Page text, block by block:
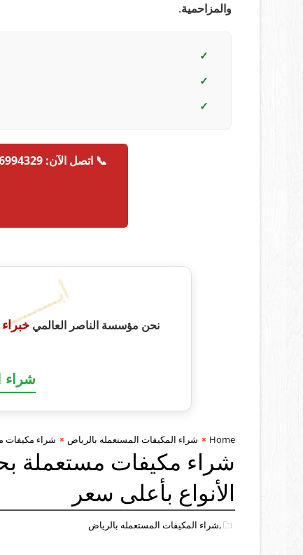
والمزاحمية.
✓
✓
✓
📞 اتصل الآن: 0546994329
نحن مؤسسة الناصر العالمي
شراء
Home شراء المكيفات المستعمله بالرياض شراء مكيفات
شراء مكيفات مستعملة
الأنواع بأعلى سعر
,شراء المكيفات المستعمله بالرياض